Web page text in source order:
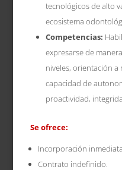
tecnológicos de alto
ecosistema
Competencias:
expresarse de
niveles, orientación
capacidad de
proactividad,
Se ofrece:
Incorporación
Contrato indefinido.